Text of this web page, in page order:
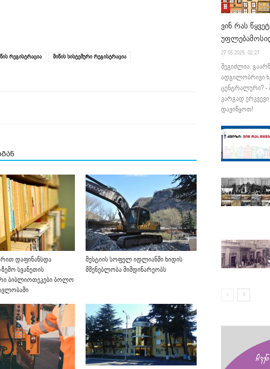
რეგისტრაცია
მიწის სისტემური რეგისტრაცია
დაფინანსდა
სვანეთის
ბიბლიოთეკები ბოლო
მესტიის სოფელ იდლიანში ხიდის
მშენებლობა მიმდინარეობს
ვინ რას
27.05.2025. 02:27
შეგიძლია,
ადგილობრივი
ცენტრალური? -
კარგად
დავიწყოთ!